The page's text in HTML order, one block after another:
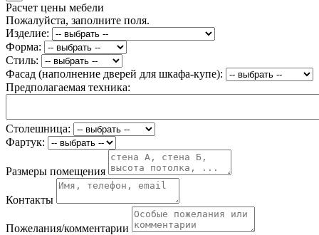
Расчет цены мебели
Пожалуйста, заполните поля.
Изделие:
Форма:
Стиль:
Фасад (наполнение дверей для шкафа-купе):
Предполагаемая техника:
Столешница:
Фартук:
Размеры помещения
Контакты
Пожелания/комментарии